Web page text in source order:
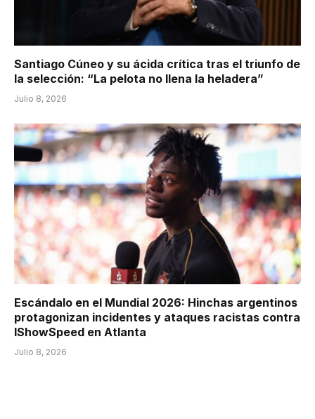
Santiago Cúneo y su ácida crítica tras el triunfo de
la selección: “La pelota no llena la heladera”
Julio 8, 2026
Escándalo en el Mundial 2026: Hinchas argentinos
protagonizan incidentes y ataques racistas contra
IShowSpeed en Atlanta
Julio 8, 2026